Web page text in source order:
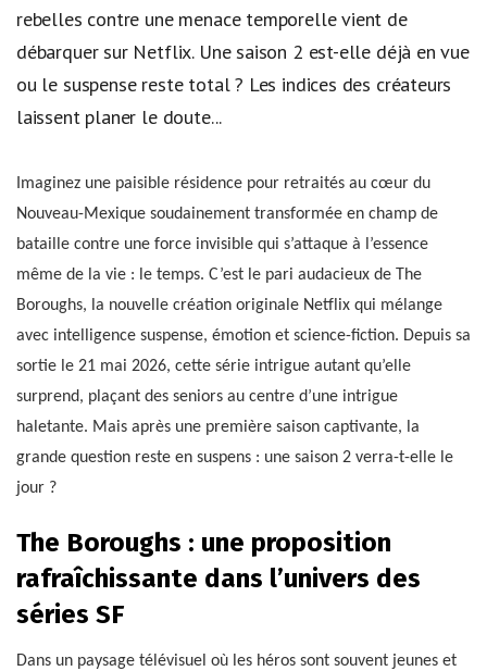
rebelles contre une menace temporelle vient de
débarquer sur Netflix. Une saison 2 est-elle déjà en vue
ou le suspense reste total ? Les indices des créateurs
laissent planer le doute...
Imaginez une paisible résidence pour retraités au cœur du
Nouveau-Mexique soudainement transformée en champ de
bataille contre une force invisible qui s’attaque à l’essence
même de la vie : le temps. C’est le pari audacieux de The
Boroughs, la nouvelle création originale Netflix qui mélange
avec intelligence suspense, émotion et science-fiction. Depuis sa
sortie le 21 mai 2026, cette série intrigue autant qu’elle
surprend, plaçant des seniors au centre d’une intrigue
haletante. Mais après une première saison captivante, la
grande question reste en suspens : une saison 2 verra-t-elle le
jour ?
The Boroughs : une proposition
rafraîchissante dans l’univers des
séries SF
Dans un paysage télévisuel où les héros sont souvent jeunes et